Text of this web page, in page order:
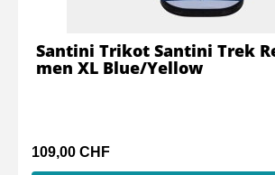
109,00 CHF
Santini Trikot Santini Trek
men XL Blue/Yellow